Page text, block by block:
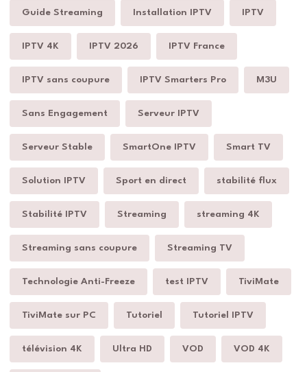
Guide Streaming Installation IPTV IPTV
IPTV 4K IPTV 2026 IPTV France
IPTV sans coupure IPTV Smarters Pro M3U
Sans Engagement Serveur IPTV
Serveur Stable SmartOne IPTV Smart TV
Solution IPTV Sport en direct stabilité flux
Stabilité IPTV Streaming streaming 4K
Streaming sans coupure Streaming TV
Technologie Anti-Freeze test IPTV TiviMate
TiviMate sur PC Tutoriel Tutoriel IPTV
télévision 4K Ultra HD VOD VOD 4K